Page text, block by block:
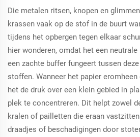
Die metalen ritsen, knopen en
krassen vaak op de stof in de buurt
tijdens het opbergen tegen elkaar
hier wonderen, omdat het een
een zachte buffer fungeert tussen
stoffen. Wanneer het papier
het de druk over een klein gebied in
plek te concentreren. Dit helpt zowel
kralen of pailletten die eraan
draadjes of beschadigingen door